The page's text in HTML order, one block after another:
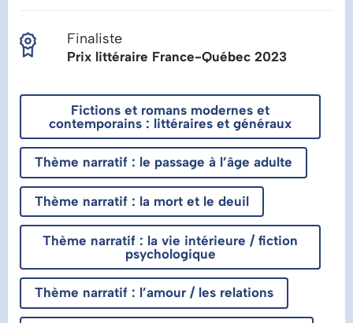
Finaliste
Prix littéraire France-Québec 2023
Fictions et romans modernes et
contemporains : littéraires et généraux
Thème narratif : le passage à l’âge adulte
Thème narratif : la mort et le deuil
Thème narratif : la vie intérieure / fiction
psychologique
Thème narratif : l’amour / les relations